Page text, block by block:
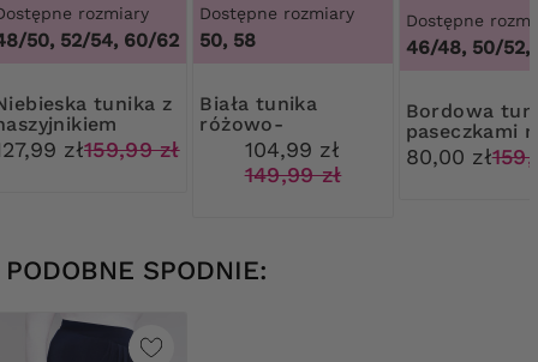
rozmiary
50, 52/54, 60/62
z
zł159,99 zł
Dostępne rozmiary
50, 58
Biała tunika
różowo-
pomarańczowe
kwiaty
104,99 zł
149,99 zł
Dostępne
46/48, 50/52,
Bordowa tunika z
paseczkami
ramionach
80,00 zł
PODOBNE SPODNIE: